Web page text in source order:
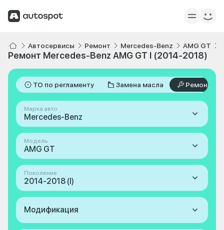
Автосервисы Ремонт Mercedes-Benz AMG GT
Ремонт Mercedes-Benz AMG GT I (2014-2018)
ТО по регламенту Замена масла Ремонт
Марка авто
Mercedes-Benz
Модель
AMG GT
Поколение
2014-2018 (I)
Модификация